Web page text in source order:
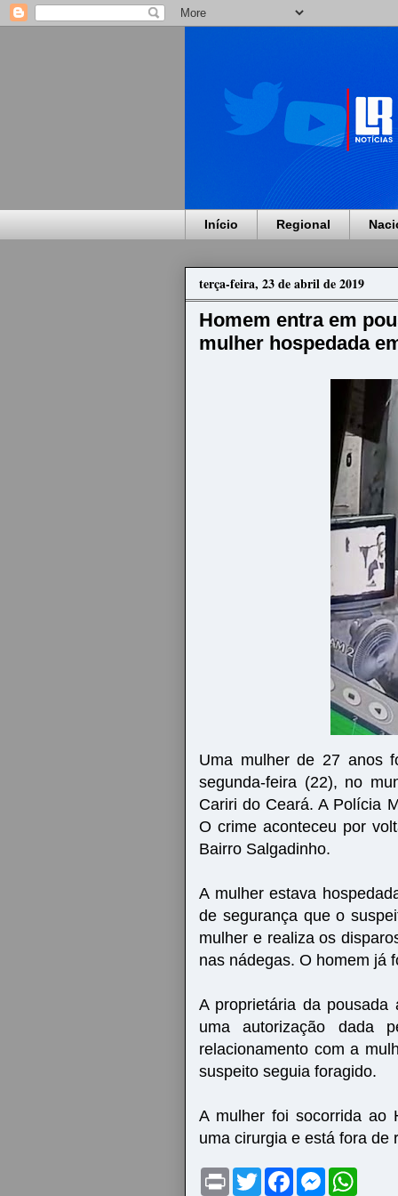
Início Regional
terça-feira, 23 de abril de 2019
Homem entra em
mulher hospedada
Uma mulher de 27 anos
segunda-feira (22), no
Cariri do Ceará. A Polícia
O crime aconteceu por
Bairro Salgadinho.
A mulher estava
de segurança que o
mulher e realiza os
nas nádegas. O homem já
A proprietária da
uma autorização dada
relacionamento com a
suspeito seguia foragido.
A mulher foi socorrida ao
uma cirurgia e está fora de
P
T
w
F
a
M
e